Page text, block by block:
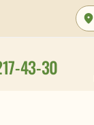
43-30